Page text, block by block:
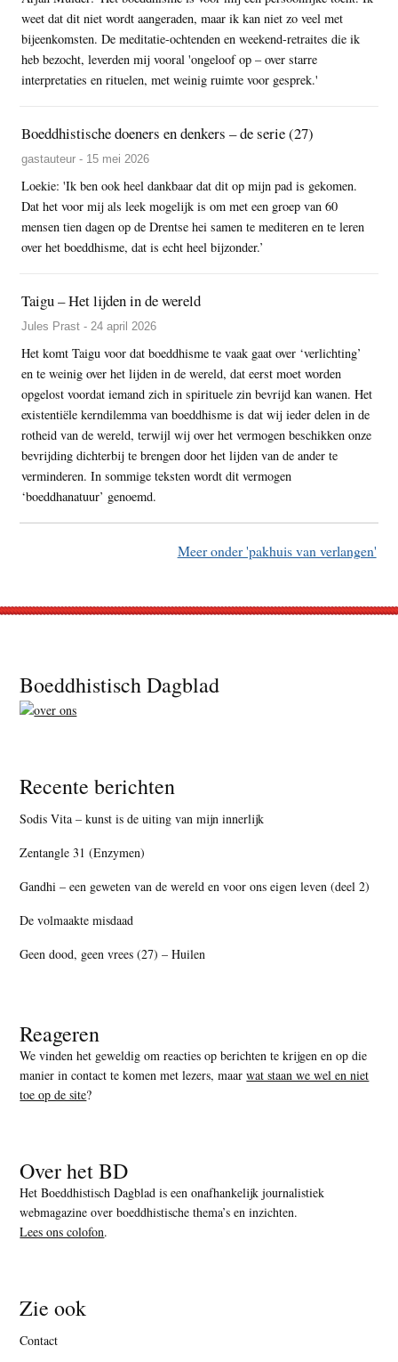
weet dat dit niet wordt aangeraden, maar ik kan niet zo veel met
bijeenkomsten. De meditatie-ochtenden en weekend-retraites die ik
heb bezocht, leverden mij vooral 'ongeloof op – over starre
interpretaties en rituelen, met weinig ruimte voor gesprek.'
Boeddhistische doeners en denkers – de serie (27)
gastauteur - 15 mei 2026
Loekie: 'Ik ben ook heel dankbaar dat dit op mijn pad is gekomen.
Dat het voor mij als leek mogelijk is om met een groep van 60
mensen tien dagen op de Drentse hei samen te mediteren en te leren
over het boeddhisme, dat is echt heel bijzonder.’
Taigu – Het lijden in de wereld
Jules Prast - 24 april 2026
Het komt Taigu voor dat boeddhisme te vaak gaat over ‘verlichting’
en te weinig over het lijden in de wereld, dat eerst moet worden
opgelost voordat iemand zich in spirituele zin bevrijd kan wanen. Het
existentiële kerndilemma van boeddhisme is dat wij ieder delen in de
rotheid van de wereld, terwijl wij over het vermogen beschikken onze
bevrijding dichterbij te brengen door het lijden van de ander te
verminderen. In sommige teksten wordt dit vermogen
‘boeddhanatuur’ genoemd.
Meer onder 'pakhuis van verlangen'
Footer
Boeddhistisch Dagblad
Recente berichten
Sodis Vita – kunst is de uiting van mijn innerlijk
Zentangle 31 (Enzymen)
Gandhi – een geweten van de wereld en voor ons eigen leven (deel 2)
De volmaakte misdaad
Geen dood, geen vrees (27) – Huilen
Reageren
We vinden het geweldig om reacties op berichten te krijgen en op die
manier in contact te komen met lezers, maarwat staan we wel en niet
toe op de site?
Over het BD
Het Boeddhistisch Dagblad is een onafhankelijk journalistiek
webmagazine over boeddhistische thema’s en inzichten.
Lees ons colofon.
Zie ook
Contact